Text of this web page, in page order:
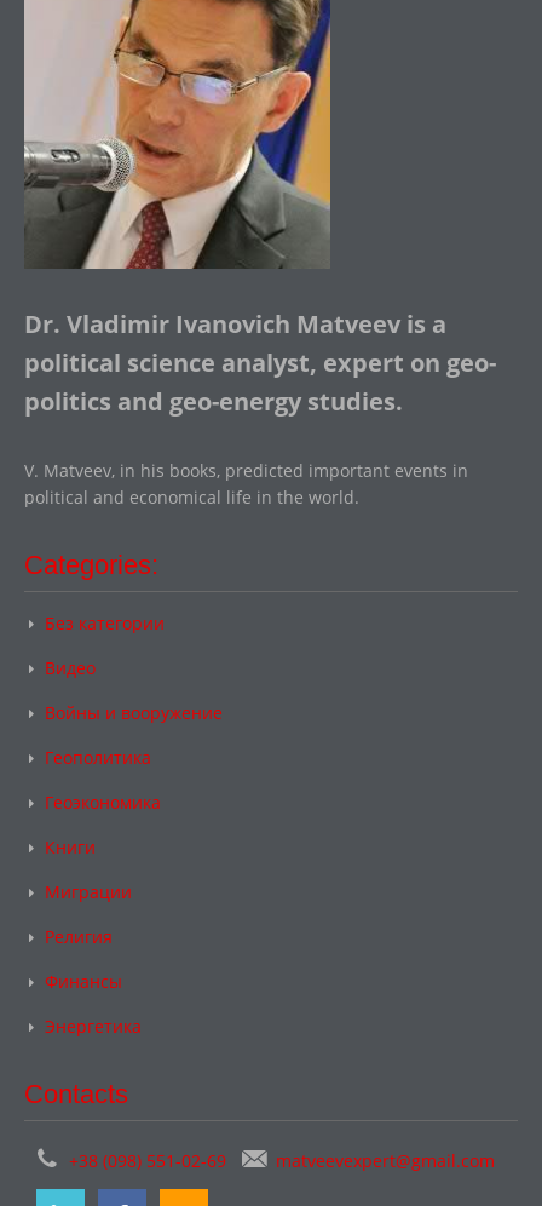
Dr. Vladimir Ivanovich Matveev is a
political science analyst, expert on geo-
politics and geo-energy studies.
V. Matveev, in his books, predicted important events in
political and economical life in the world.
Categories:
Без категории
Видео
Войны и вооружение
Геополитика
Геоэкономика
Книги
Миграции
Религия
Финансы
Энергетика
Contacts
+38 (098) 551-02-69 matveevexpert@gmail.com